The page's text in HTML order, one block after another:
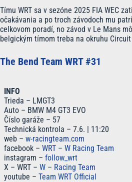
Tímu WRT sa v sezóne 2025 FIA WEC
očakávania a po troch závodoch mu
celkovom poradí, no závod v Le Mans
belgickým tímom treba na okruhu
The Bend Team WRT #31
INFO
Trieda – LMGT3
Auto – BMW M4 GT3 EVO
Číslo garáže – 57
Technická kontrola – 7.6. | 11:20
web – w-racingteam.com
facebook – WRT – W Racing Team
instagram – follow_wrt
X – WRT – W – Racing Team
youtube – Team WRT Official